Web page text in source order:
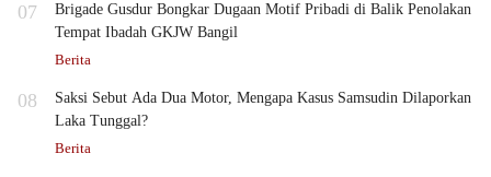
07
Brigade Gusdur Bongkar Dugaan Motif Pribadi di Balik Penolakan
Tempat Ibadah GKJW Bangil
Berita
08
Saksi Sebut Ada Dua Motor, Mengapa Kasus Samsudin Dilaporkan
Laka Tunggal?
Berita